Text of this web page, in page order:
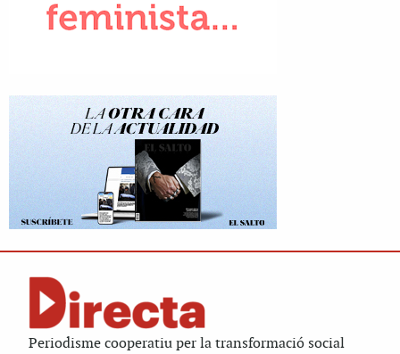
Periodisme cooperatiu per la transformació social